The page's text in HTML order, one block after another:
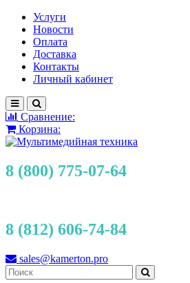
Услуги
Новости
Оплата
Доставка
Контакты
Личный кабинет
Сравнение:
Корзина:
8 (800) 775-07-64
8 (812) 606-74-84
sales@kamerton.pro